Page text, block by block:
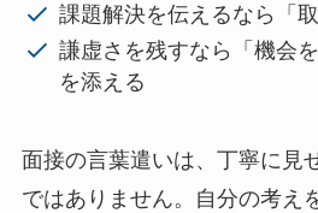
課題解決を伝えるなら「
謙虚さを残すなら「機会
を添える
面接の言葉遣いは、丁寧に見
ではありません。自分の考え